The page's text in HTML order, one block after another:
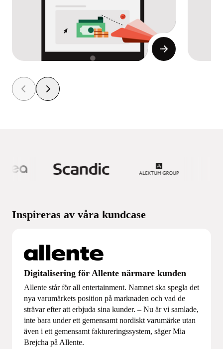
Inspireras av våra kundcase
Digitalisering för Allente närmare kunden
Allente står för all entertainment. Namnet ska spegla det
nya varumärkets position på marknaden och vad de
strävar efter att erbjuda sina kunder. – Nu är vi samlade,
inte bara under ett gemensamt nordiskt varumärke utan
även i ett gemensamt faktureringssystem, säger Mia
Brejcha på Allente.